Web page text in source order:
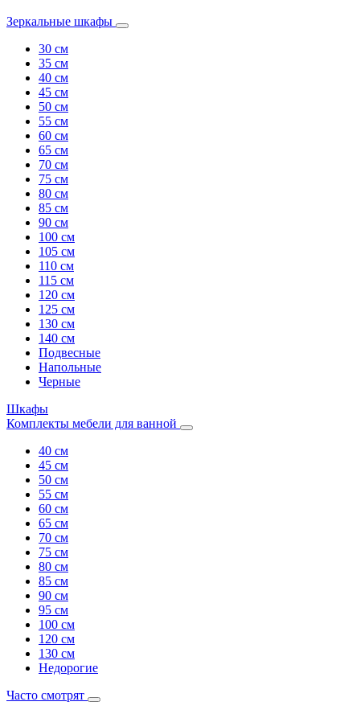
Зеркальные шкафы
30 см
35 см
40 см
45 см
50 см
55 см
60 см
65 см
70 см
75 см
80 см
85 см
90 см
100 см
105 см
110 см
115 см
120 см
125 см
130 см
140 см
Подвесные
Напольные
Черные
Шкафы
Комплекты мебели для ванной
40 см
45 см
50 см
55 см
60 см
65 см
70 см
75 см
80 см
85 см
90 см
95 см
100 см
120 см
130 см
Недорогие
Часто смотрят